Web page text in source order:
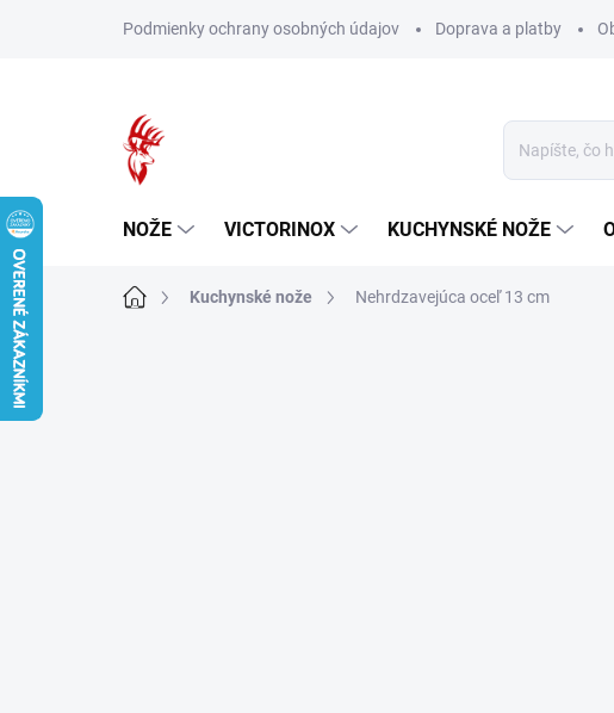
Podmienky ochrany osobných údajov Doprava a platby
NOŽE VICTORINOX KUCHYNSKÉ NOŽE
DomovKuchynské nože Nehrdzavejúca oceľ 13 cm